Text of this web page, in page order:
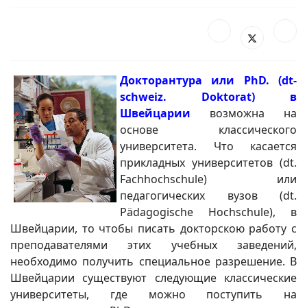
Докторантура или PhD. (dt-
schweiz. Doktorat) в
Швейцарии возможна на
основе классического
университета. Что касается
прикладных университетов (dt.
Fachhochschule) или
педагогических вузов (dt.
Pädagogische Hochschule), в
Швейцарии, то чтобы писать докторскою работу с
преподавателями этих учебных заведений,
необходимо получить специальное разрешение. В
Швейцарии существуют следующие классические
университеты, где можно поступить на